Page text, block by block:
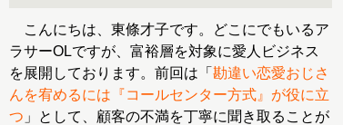
こんにちは、東條才子です。どこにでもいるア
ラサーOLですが、富裕層を対象に愛人ビジネス
を展開しております。前回は「 勘違い恋愛おじさ
んを宥めるには『コールセンター方式』が役に立
つ 」として、顧客の不満を丁寧に聞き取ることが